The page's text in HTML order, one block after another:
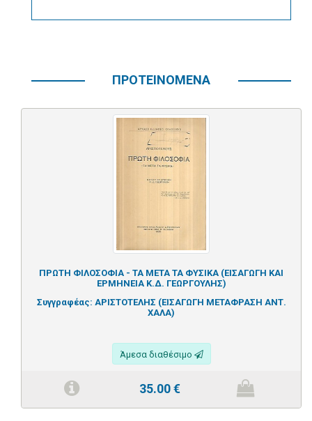
ΠΡΟΤΕΙΝΟΜΕΝΑ
ΠΡΩΤΗ ΦΙΛΟΣΟΦΙΑ - ΤΑ ΜΕΤΑ ΤΑ ΦΥΣΙΚΑ (ΕΙΣΑΓΩΓΗ ΚΑΙ
ΕΡΜΗΝΕΙΑ Κ.Δ. ΓΕΩΡΓΟΥΛΗΣ)
Συγγραφέας: ΑΡΙΣΤΟΤΕΛΗΣ (ΕΙΣΑΓΩΓΗ ΜΕΤΑΦΡΑΣΗ ΑΝΤ.
ΧΑΛΑ)
Άμεσα διαθέσιμο
35.00€